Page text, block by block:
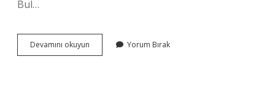
Bul…
Devamını okuyun
Cihazımı
Yorum Bırak